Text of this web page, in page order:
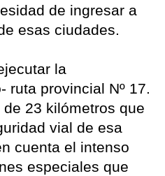
de ingresar a
esas ciudades.
la
ruta provincial Nº 17.
23 kilómetros que
vial de esa
cuenta el intenso
especiales que